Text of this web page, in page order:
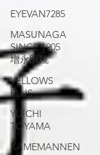
EYEVAN7285
MASUNAGA
SINCE 1905
增永眼鏡
YELLOWS
PLUS
YUICHI
TOYAMA
KAMEMANNEN